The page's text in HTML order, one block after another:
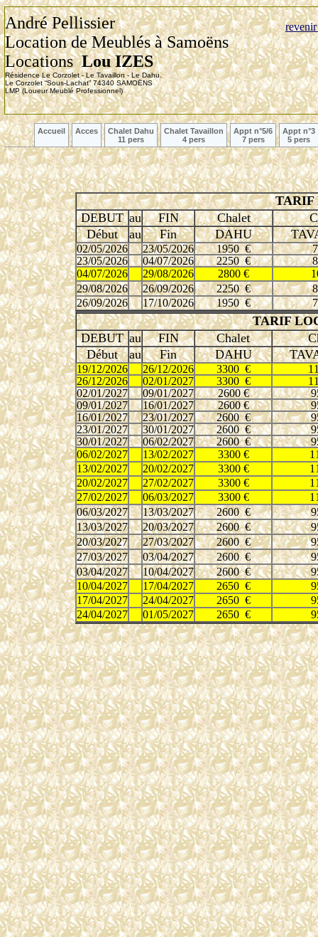
André Pellissier
Location de Meublés à Samoëns
LocationsLou IZES
Résidence Le Corzolet - Le Tavaillon - Le Dahu.
Le Corzolet “Sous-Lachat” 74340 SAMOËNS
LMP (Loueur Meublé Professionnel)
Accueil Acces
Chalet Dahu
11 pers
Chalet Tavaillon
4 pers
Appt n°5/6
7 pers
Appt n°3
5 pers
TARIF
DEBUT au FIN Chalet
Début
au Fin DAHU
02/05/2026 23/05/2026 1950 €
23/05/2026
04/07/2026 2250 €
04/07/2026
29/08/2026 2800 €
29/08/2026
26/09/2026 2250 €
26/09/2026
17/10/2026 1950 €
TARIF
DEBUT au FIN Chalet
Début
au Fin DAHU
19/12/2026 26/12/2026 3300 €
26/12/2026
02/01/2027 3300 €
02/01/2027
09/01/2027 2600 €
09/01/2027
16/01/2027 2600 €
16/01/2027
23/01/2027 2600 €
23/01/2027
30/01/2027 2600 €
30/01/2027
06/02/2027 2600 €
06/02/2027
13/02/2027 3300 €
13/02/2027
20/02/2027 3300 €
20/02/2027
27/02/2027 3300 €
27/02/2027
06/03/2027 3300 €
06/03/2027
13/03/2027 2600 €
13/03/2027
20/03/2027 2600 €
20/03/2027
27/03/2027 2600 €
27/03/2027
03/04/2027 2600 €
03/04/2027
10/04/2027 2600 €
10/04/2027
17/04/2027 2650 €
17/04/2027
24/04/2027 2650 €
24/04/2027
01/05/2027 2650 €
revenir